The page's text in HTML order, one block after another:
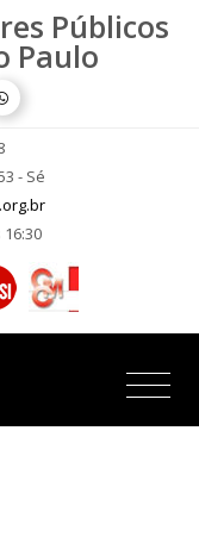
Públicos
Paulo
- Sé
16:30